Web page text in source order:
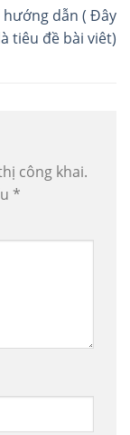
hướng dẫn ( Đây
tiêu đề bài viêt)
công khai.
*